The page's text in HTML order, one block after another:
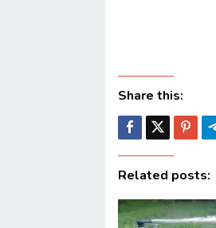
Share this:
Related posts: